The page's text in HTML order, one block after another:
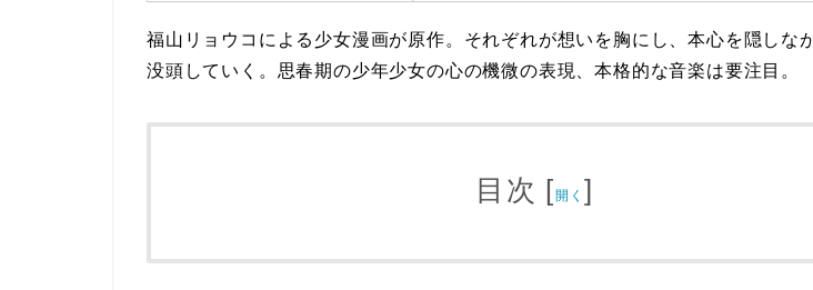
福山リョウコによる少女漫画が原作。それぞれが想いを胸にし、本心を隠しな
没頭していく。思春期の少年少女の心の機微の表現、本格的な音楽は要注目。
目次 [ 開く ]